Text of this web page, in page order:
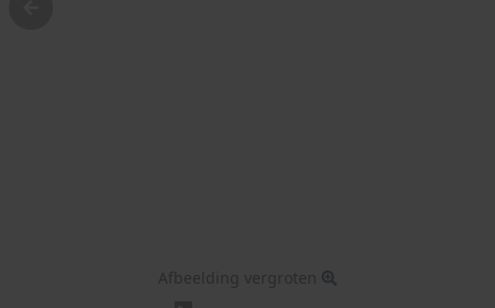
Afbeelding vergroten